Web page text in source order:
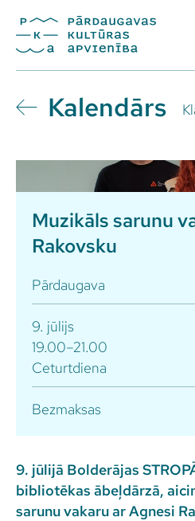
Kalendārs
Muzikāls sarunu
Rakovsku
Pārdaugava
9. jūlijs
19.00–21.00
Ceturtdiena
Bezmaksas
9. jūlijā Bolderājas
bibliotēkas ābeļdārzā,
sarunu vakaru ar Agnesi